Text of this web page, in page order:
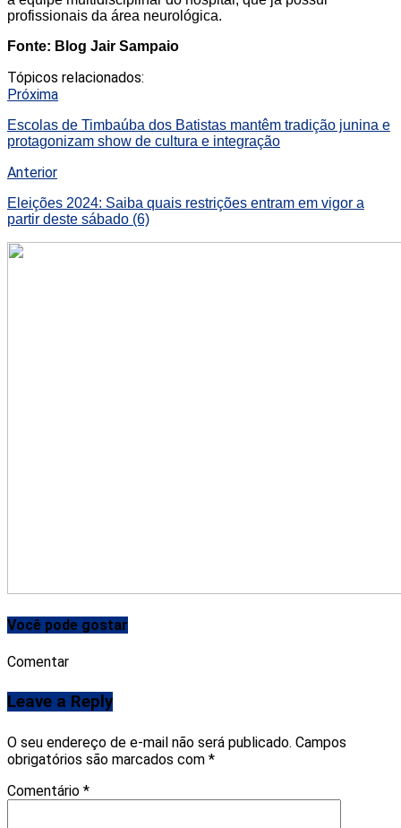
profissionais da área neurológica.
Fonte: Blog Jair Sampaio
Tópicos relacionados:
Próxima
Escolas de Timbaúba dos Batistas mantêm tradição junina e
protagonizam show de cultura e integração
Anterior
Eleições 2024: Saiba quais restrições entram em vigor a
partir deste sábado (6)
Você pode gostar
Comentar
Leave a Reply
O seu endereço de e-mail não será publicado. Campos
obrigatórios são marcados com *
Comentário *